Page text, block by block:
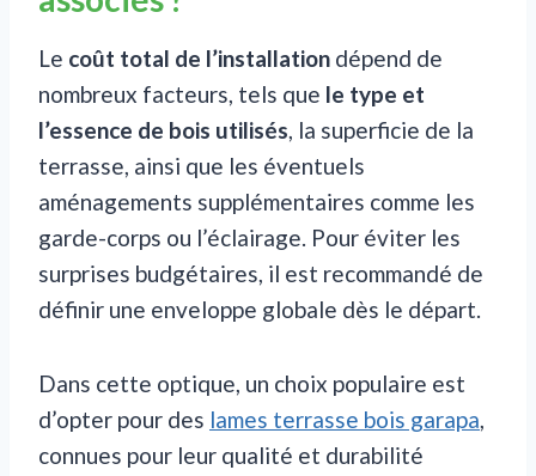
Le coût total de l’installation dépend de
nombreux facteurs, tels que le type et
l’essence de bois utilisés, la superficie de la
terrasse, ainsi que les éventuels
aménagements supplémentaires comme les
garde-corps ou l’éclairage. Pour éviter les
surprises budgétaires, il est recommandé de
définir une enveloppe globale dès le départ.
Dans cette optique, un choix populaire est
d’opter pour des lames terrasse bois garapa,
connues pour leur qualité et durabilité